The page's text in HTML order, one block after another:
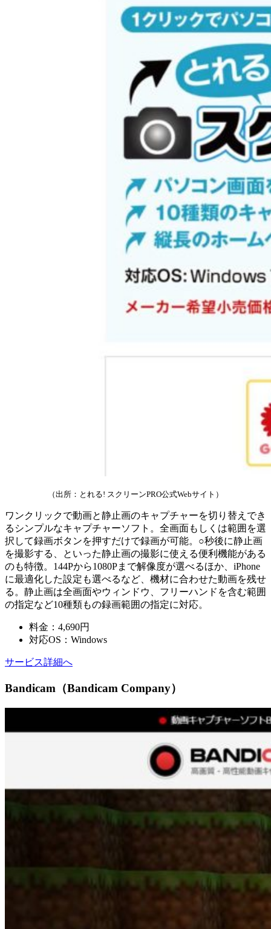
（出所：とれる! スクリーンPRO公式Webサイト）
ワンクリックで動画と静止画のキャプチャーを切り替えでき
るシンプルなキャプチャーソフト。全画面もしくは範囲を選
択して録画ボタンを押すだけで録画が可能。○秒後に静止画
を撮影する、といった静止画の撮影に使える便利機能がある
のも特徴。144Pから1080Pまで解像度が選べるほか、iPhone
に最適化した設定も選べるなど、機材に合わせた動画を残せ
る。静止画は全画面やウィンドウ、フリーハンドを含む範囲
の指定など10種類もの録画範囲の指定に対応。
料金：4,690円
対応OS：Windows
サービス詳細へ
Bandicam（Bandicam Company）